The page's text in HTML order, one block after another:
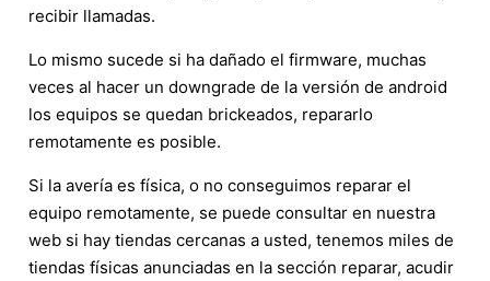
recibir llamadas.
Lo mismo sucede si ha dañado el firmware, muchas
veces al hacer un downgrade de la versión de android
los equipos se quedan brickeados, repararlo
remotamente es posible.
Si la avería es física, o no conseguimos reparar el
equipo remotamente, se puede consultar en nuestra
web si hay tiendas cercanas a usted, tenemos miles de
tiendas físicas anunciadas en la sección reparar, acudir